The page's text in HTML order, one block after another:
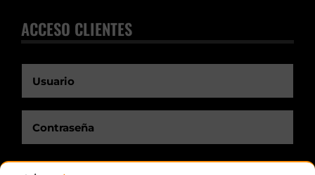
ACCESO CLIENTES
Recuérdame.